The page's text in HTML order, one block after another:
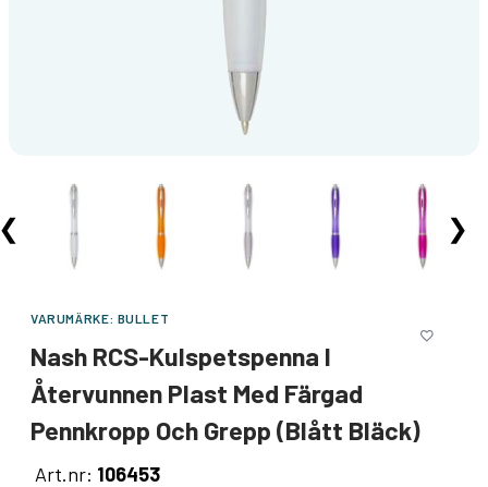
❯
VARUMÄRKE: BULLET
Nash RCS-Kulspetspenna I
Återvunnen Plast Med Färgad
Pennkropp Och Grepp (blått Bläck)
Art.nr: 106453